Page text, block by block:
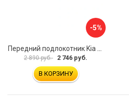
-5%
2 890 руб. 2 746 руб.
В КОРЗИНУ